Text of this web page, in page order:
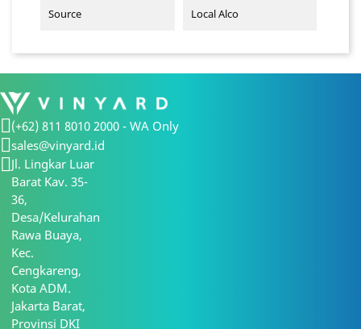
Source Local Alco
(+62) 811 8010 2000 - WA Only
sales@vinyard.id
Jl. Lingkar Luar
Barat Kav. 35-
36,
Desa/Kelurahan
Rawa Buaya,
Kec.
Cengkareng,
Kota ADM.
Jakarta Barat,
Provinsi DKI